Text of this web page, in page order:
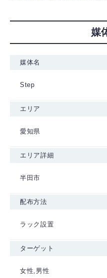
媒
媒体名
Step
エリア
愛知県
エリア詳細
半田市
配布方法
ラック設置
ターゲット
女性,男性